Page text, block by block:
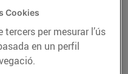
Cookies
per mesurar l’ús
en un perfil